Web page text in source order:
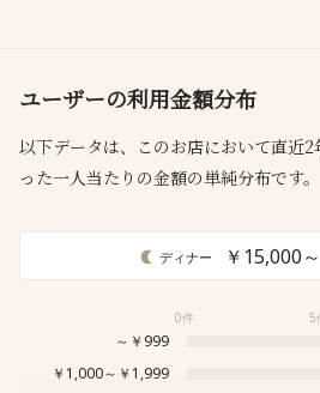
ユーザーの利用金額分布
以下データは、このお店において直近
った一人当たりの金額の単純分布です。
ディナー ￥15,000
0件 5
～￥999
￥1,000～￥1,999